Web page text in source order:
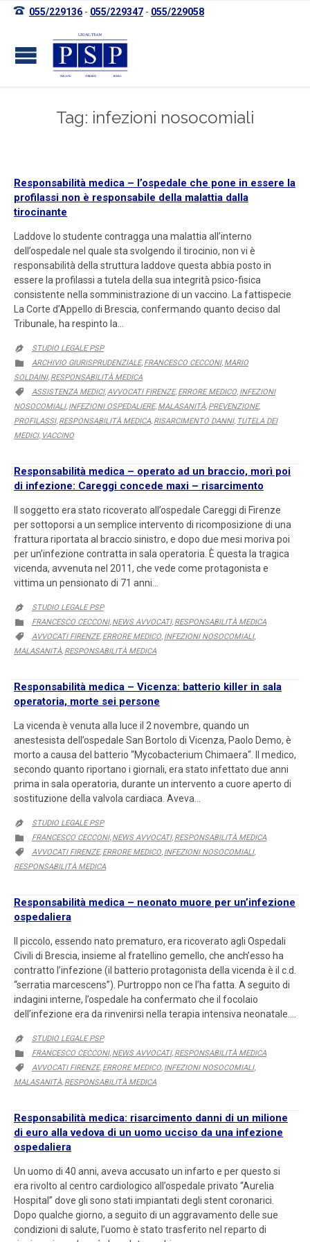
 055/229136 - 055/229347 - 055/229058
Tag: infezioni nosocomiali
Responsabilità medica – l’ospedale che pone in essere la
profilassi non è responsabile della malattia dalla
tirocinante
Laddove lo studente contragga una malattia all’interno
dell’ospedale nel quale sta svolgendo il tirocinio, non vi è
responsabilità della struttura laddove questa abbia posto in
essere la profilassi a tutela della sua integrità psico-fisica
consistente nella somministrazione di un vaccino. La fattispecie
La Corte d’Appello di Brescia, confermando quanto deciso dal
Tribunale, ha respinto la…

STUDIO LEGALE PSP

CATEGORY
ARCHIVIO GIURISPRUDENZIALE, FRANCESCO CECCONI, MARIO
SOLDAINI, RESPONSABILITÀ MEDICA

CATEGORY
ASSISTENZA MEDICI, AVVOCATI FIRENZE, ERRORE MEDICO INFEZIONI
NOSOCOMIALI, INFEZIONI OSPEDALIERE, MALASANITÀ PREVENZIONE,
PROFILASSI, RESPONSABILITÀ MEDICA RISARCIMENTO DANNI, TUTELA DEI
MEDICI, VACCINO
Responsabilità medica – operato ad un braccio, morì poi
di infezione: Careggi concede maxi – risarcimento
Il soggetto era stato ricoverato all’ospedale Careggi di Firenze
per sottoporsi a un semplice intervento di ricomposizione di una
frattura riportata al braccio sinistro, e dopo due mesi moriva poi
per un’infezione contratta in sala operatoria. È questa la tragica
vicenda, avvenuta nel 2011, che vede come protagonista e
vittima un pensionato di 71 anni…

STUDIO LEGALE PSP

CATEGORY
FRANCESCO CECCONI, NEWS AVVOCATI, RESPONSABILITÀ MEDICA

CATEGORY
AVVOCATI FIRENZE, ERRORE MEDICO INFEZIONI NOSOCOMIALI,
MALASANITÀ RESPONSABILITÀ MEDICA
Responsabilità medica – Vicenza: batterio killer in sala
operatoria, morte sei persone
La vicenda è venuta alla luce il 2 novembre, quando un
anestesista dell’ospedale San Bortolo di Vicenza, Paolo Demo, è
morto a causa del batterio “Mycobacterium Chimaera“. Il medico,
secondo quanto riportano i giornali, era stato infettato due anni
prima in sala operatoria, durante un intervento a cuore aperto di
sostituzione della valvola cardiaca. Aveva…

STUDIO LEGALE PSP

CATEGORY
FRANCESCO CECCONI, NEWS AVVOCATI, RESPONSABILITÀ MEDICA

CATEGORY
AVVOCATI FIRENZE, ERRORE MEDICO INFEZIONI NOSOCOMIALI,
RESPONSABILITÀ MEDICA
Responsabilità medica – neonato muore per un’infezione
ospedaliera
Il piccolo, essendo nato prematuro, era ricoverato agli Ospedali
Civili di Brescia, insieme al fratellino gemello, che anch’esso ha
contratto l’infezione (il batterio protagonista della vicenda è il c.d.
“serratia marcescens”). Purtroppo non ce l’ha fatta. A seguito di
indagini interne, l’ospedale ha confermato che il focolaio
dell’infezione era da rinvenirsi nella terapia intensiva neonatale….

STUDIO LEGALE PSP

CATEGORY
FRANCESCO CECCONI, NEWS AVVOCATI, RESPONSABILITÀ MEDICA

CATEGORY
AVVOCATI FIRENZE, ERRORE MEDICO INFEZIONI NOSOCOMIALI,
MALASANITÀ RESPONSABILITÀ MEDICA
Responsabilità medica: risarcimento danni di un milione
di euro alla vedova di un uomo ucciso da una infezione
ospedaliera
Un uomo di 40 anni, aveva accusato un infarto e per questo si
era rivolto al centro cardiologico all’ospedale privato “Aurelia
Hospital” dove gli sono stati impiantati degli stent coronarici.
Dopo qualche giorno, a seguito di un aggravamento delle sue
condizioni di salute, l’uomo è stato trasferito nel reparto di